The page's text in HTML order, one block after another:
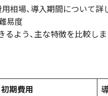
相場、導入期間について詳
易度
よう、主な特徴を比較しま
初期費用